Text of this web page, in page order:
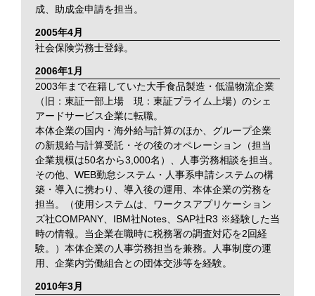
成、助成金申請を担当。
2005年4月
社会保険労務士登録。
2006年1月
2003年まで在籍していた大手食品製造・低温物流企業
（旧：東証一部上場 現：東証プライム上場）のシェ
アードサービス企業に転職。
本体企業の国内・海外給与計算のほか、グループ企業
の新規給与計算受託・その後のオペレーション（担当
企業規模は50名から3,000名）、人事労務相談を担当。
その他、WEB勤怠システム・人事系申請システムの構
築・導入に携わり、導入後の運用、本体企業の労務を
担当。（使用システムは、ワークスアプリケーション
ズ社COMPANY、IBM社Notes、SAP社R3 ※経験した当
時の情報。当企業在職時に税務署の調査対応を2回経
験。）本体企業の人事労務担当を兼務。人事制度の運
用、企業内労働組合との団体交渉等を経験。
2010年3月